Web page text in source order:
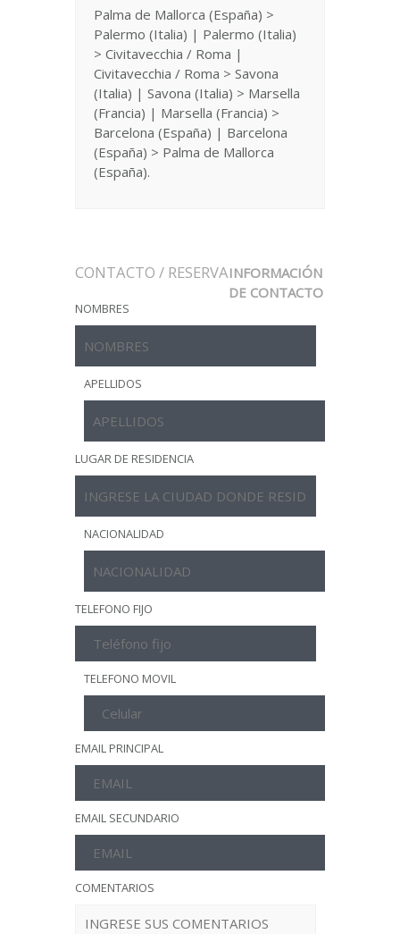
Palma de Mallorca (España) >
Palermo (Italia) | Palermo (Italia)
> Civitavecchia / Roma |
Civitavecchia / Roma > Savona
(Italia) | Savona (Italia) > Marsella
(Francia) | Marsella (Francia) >
Barcelona (España) | Barcelona
(España) > Palma de Mallorca
(España).
CONTACTO / RESERVAINFORMACIÓN
DE CONTACTO
NOMBRES
APELLIDOS
LUGAR DE RESIDENCIA
NACIONALIDAD
TELEFONO FIJO
TELEFONO MOVIL
EMAIL PRINCIPAL
EMAIL SECUNDARIO
COMENTARIOS